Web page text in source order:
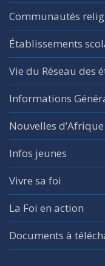
Communautés
Établissements
Vie du Réseau des
Informations
Nouvelles d’Afrique
Infos jeunes
Vivre sa foi
La Foi en action
Documents à